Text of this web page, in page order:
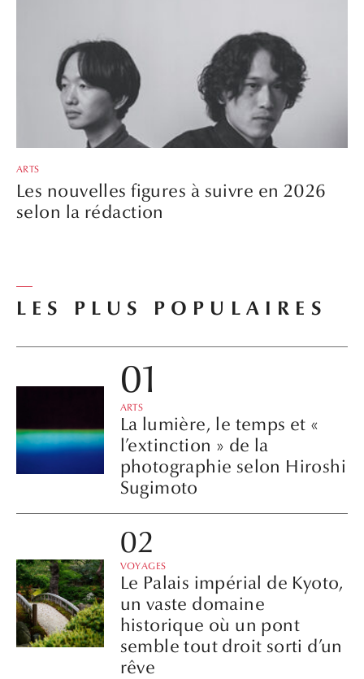
ARTS
Les nouvelles figures à suivre en 2026
selon la rédaction
LES PLUS POPULAIRES
ARTS
La lumière, le temps et «
l’extinction » de la
photographie selon Hiroshi
Sugimoto
VOYAGES
Le Palais impérial de Kyoto,
un vaste domaine
historique où un pont
semble tout droit sorti d’un
rêve